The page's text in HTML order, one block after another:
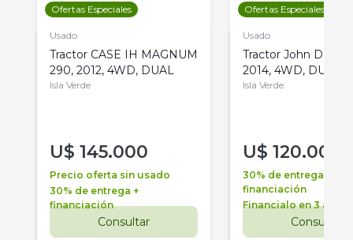
Ofertas Especiales
Usado
Tractor CASE IH MAGNUM
290, 2012, 4WD, DUAL
Isla Verde
U$ 145.000
Precio oferta sin usado
30% de entrega +
financiación
Consultar
Ofertas Especiales
Usado
Tractor John Deere
2014, 4WD, DUAL
Isla Verde
U$ 120.000
30% de entrega +
financiación
Financialo en 3 años
Consultar